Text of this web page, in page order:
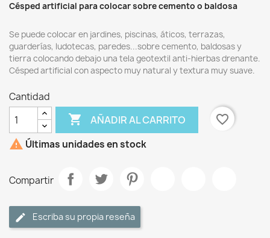
Césped artificial para colocar sobre cemento o baldosa
Se puede colocar en jardines, piscinas, áticos, terrazas,
guarderías, ludotecas, paredes...sobre cemento, baldosas y
tierra colocando debajo una tela geotextil anti-hierbas drenante.
Césped artificial con aspecto muy natural y textura muy suave.
Cantidad
 AÑADIR AL CARRITO
favorite_border
 Últimas unidades en stock
Compartir
Escriba su propia reseña